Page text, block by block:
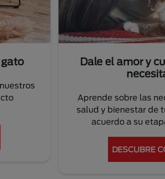
Dale el amor y
Aprende sobre las
salud y bienestar de
acuerdo a su
DESCUBRE